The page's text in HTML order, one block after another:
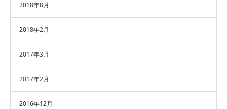
2018年8月
2018年2月
2017年3月
2017年2月
2016年12月